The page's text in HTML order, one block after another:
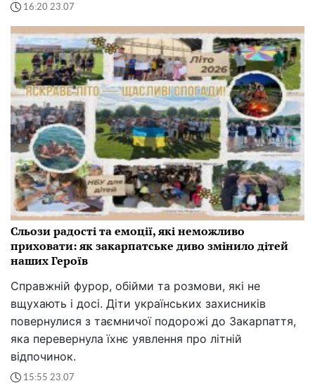
16:20 23.07
Сльози радості та емоції, які неможливо
приховати: як закарпатське диво змінило дітей
наших Героїв
Справжній фурор, обійми та розмови, які не
вщухають і досі. Діти українських захисників
повернулися з таємничої подорожі до Закарпаття,
яка перевернула їхнє уявлення про літній
відпочинок.
15:55 23.07